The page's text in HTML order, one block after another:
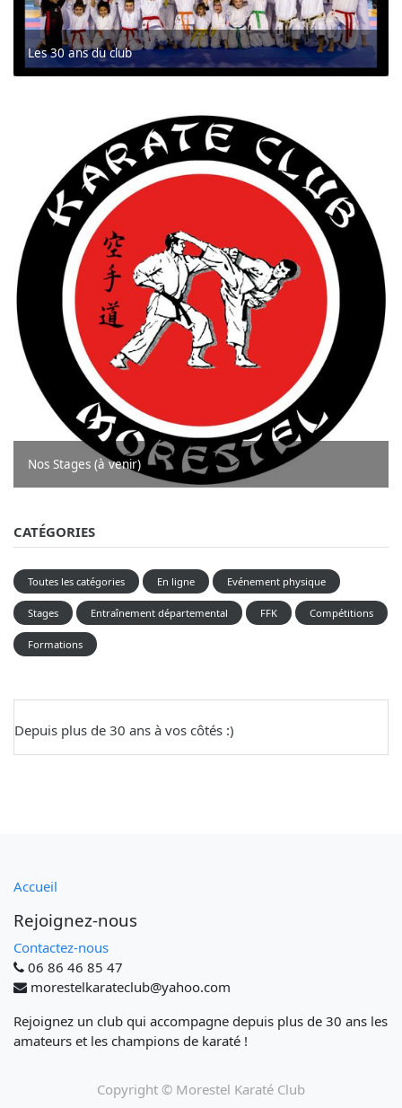
Les 30 ans du club
Nos Stages (à venir)
CATÉGORIES
Toutes les catégories En ligne Evénement physique
Stages Entraînement départemental FFK Compétitions
Formations
Depuis plus de 30 ans à vos côtés :)
Accueil
Rejoignez-nous
Contactez-nous
06 86 46 85 47
morestelkarateclub@yahoo.com
Rejoignez un club qui accompagne depuis plus de 30 ans les
amateurs et les champions de karaté !
Copyright © Morestel Karaté Club